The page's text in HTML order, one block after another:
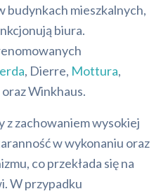
mieszkalnych,
biura.
, Dierre, Mottura,
Winkhaus.
z zachowaniem wysokiej
w wykonaniu oraz
co przekłada się na
W przypadku